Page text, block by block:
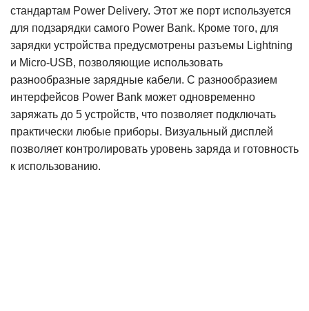
стандартам Power Delivery. Этот же порт используется
для подзарядки самого Power Bank. Кроме того, для
зарядки устройства предусмотрены разъемы Lightning
и Micro-USB, позволяющие использовать
разнообразные зарядные кабели. С разнообразием
интерфейсов Power Bank может одновременно
заряжать до 5 устройств, что позволяет подключать
практически любые приборы. Визуальный дисплей
позволяет контролировать уровень заряда и готовность
к использованию.